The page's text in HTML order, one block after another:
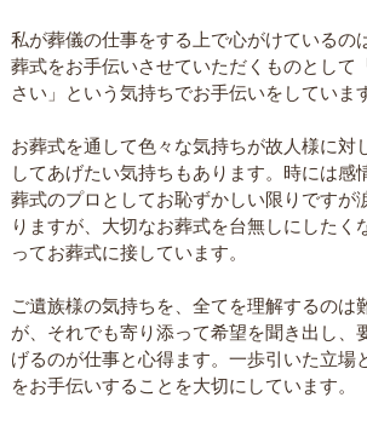
私が葬儀の仕事をする上で心がけているの
葬式をお手伝いさせていただくものとして
さい」という気持ちでお手伝いをしていま
お葬式を通して色々な気持ちが故人様に対
してあげたい気持ちもあります。時には感
葬式のプロとしてお恥ずかしい限りですが
りますが、大切なお葬式を台無しにしたく
ってお葬式に接しています。
ご遺族様の気持ちを、全てを理解するのは
が、それでも寄り添って希望を聞き出し、
げるのが仕事と心得ます。一歩引いた立場
をお手伝いすることを大切にしています。